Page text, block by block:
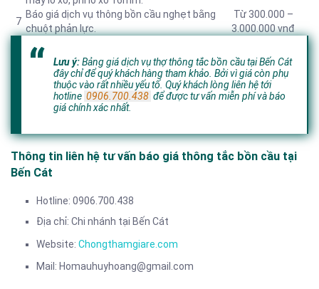
7
Báo giá dịch vụ thông bồn cầu nghẹt bằng
chuột phản lực.
Từ 300.000 –
3.000.000 vnđ
Lưu ý:Bảng giá dịch vụ thợ thông tắc bồn cầu tại Bến Cát
đây chỉ để quý khách hàng tham khảo. Bởi vì giá còn phụ
thuộc vào rất nhiều yếu tố. Quý khách lòng liên hệ tới
hotline 0906.700.438 để được tư vấn miễn phí và báo
giá chính xác nhất.
Thông tin liên hệ tư vấn báo giá thông tắc bồn cầu tại
Bến Cát
Hotline: 0906.700.438
Địa chỉ: Chi nhánh tại Bến Cát
Website: Chongthamgiare.com
Mail: Homauhuyhoang@gmail.com